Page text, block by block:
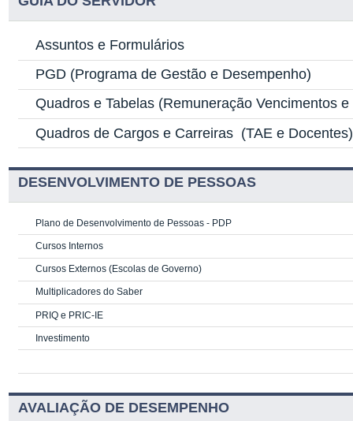
Assuntos e Formulários
PGD (Programa de Gestão e Desempenho)
Quadros e Tabelas (Remuneração Vencimentos
Quadros de Cargos e Carreiras (TAE e Docentes)
DESENVOLVIMENTO DE PESSOAS
Plano de Desenvolvimento de Pessoas - PDP
Cursos Internos
Cursos Externos (Escolas de Governo)
Multiplicadores do Saber
PRIQ e PRIC-IE
Investimento
AVALIAÇÃO DE DESEMPENHO